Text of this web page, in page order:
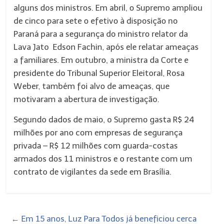
alguns dos ministros. Em abril, o Supremo ampliou
de cinco para sete o efetivo à disposição no
Paraná para a segurança do ministro relator da
Lava Jato Edson Fachin, após ele relatar ameaças
a familiares. Em outubro, a ministra da Corte e
presidente do Tribunal Superior Eleitoral, Rosa
Weber, também foi alvo de ameaças, que
motivaram a abertura de investigação.
Segundo dados de maio, o Supremo gasta R$ 24
milhões por ano com empresas de segurança
privada – R$ 12 milhões com guarda-costas
armados dos 11 ministros e o restante com um
contrato de vigilantes da sede em Brasília.
← Em 15 anos, Luz Para Todos já beneficiou cerca